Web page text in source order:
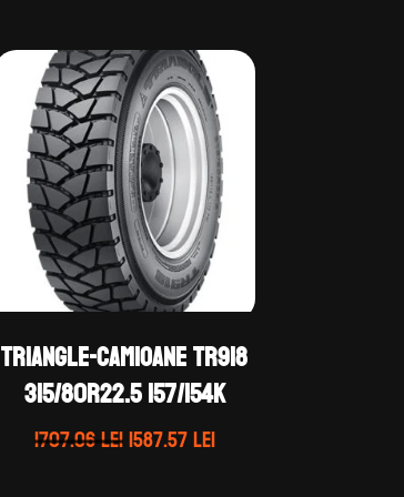
TRIANGLE-CAMIOANE TR918
315/80R22.5 157/154K
1707.06leiPrețul
1587.57leiPrețul